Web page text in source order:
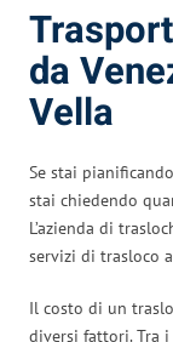
da
Vella
Se stai
stai chiedendo
L’azienda di
servizi di trasloco
Il costo di un
diversi fattori. Tra